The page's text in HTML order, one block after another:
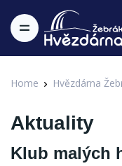
Home Hvězdárna
Aktuality
Klub malých